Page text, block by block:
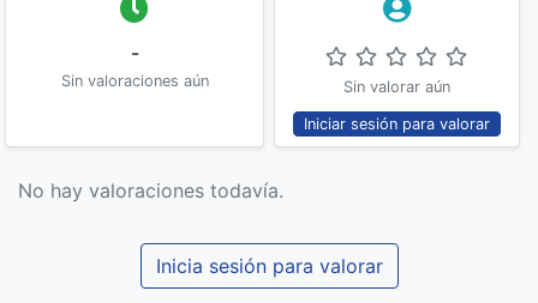
-
Sin valoraciones aún Sin valorar aún
Iniciar sesión para valorar
No hay valoraciones todavía.
Inicia sesión para valorar